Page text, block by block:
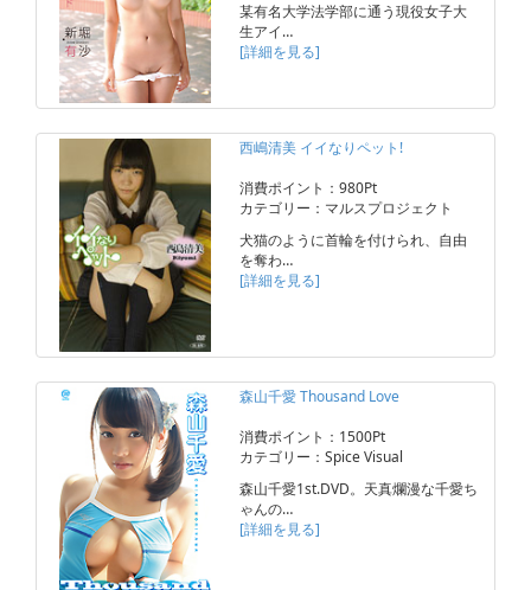
某有名大学法学部に通う現役女子大
生アイ…
[詳細を見る]
西嶋清美 イイなりペット!
消費ポイント：980Pt
カテゴリー：マルスプロジェクト
犬猫のように首輪を付けられ、自由
を奪わ…
[詳細を見る]
森山千愛 Thousand Love
消費ポイント：1500Pt
カテゴリー：Spice Visual
森山千愛1st.DVD。天真爛漫な千愛ち
ゃんの…
[詳細を見る]